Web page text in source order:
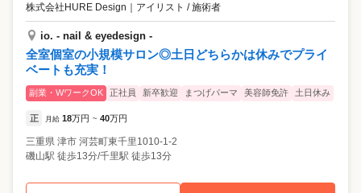
株式会社HURE Design ｜ アイリスト / 施術者
io. - nail & eyedesign -
全室個室の小規模サロン◎土日どちらかは休みでプライ
ベートも充実！
副業・WワークOK 正社員 新卒歓迎 まつげパーマ 美容師免許 土日休み
正 月給 18万円 ~ 40万円
三重県 津市 河芸町東千里1010-1-2
磯山駅 徒歩13分/千里駅 徒歩13分